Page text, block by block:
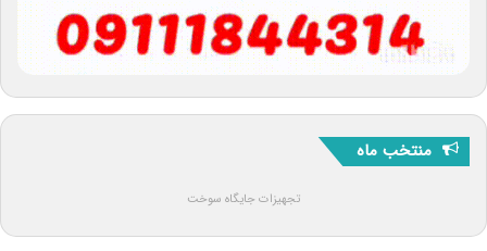
منتخب ماه
تجهیزات جایگاه سوخت